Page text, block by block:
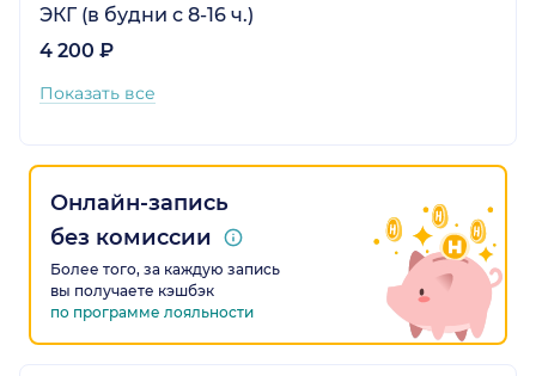
ЭКГ (в будни с 8-16 ч.)
4 200 ₽
Показать все
Онлайн-запись
без комиссии
Более того, за каждую запись
вы получаете кэшбэк
по программе лояльности